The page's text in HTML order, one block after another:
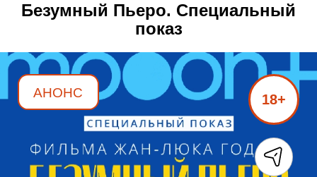
Безумный Пьеро. Специальный
показ
АНОНС 18+